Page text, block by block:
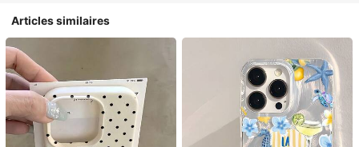
Articles similaires